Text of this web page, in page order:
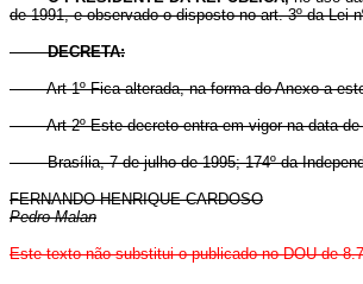
de 1991, e observado o disposto no art. 3º da Lei
DECRETA:
Art 1º Fica alterada, na forma do Anexo a
Art 2º Este decreto entra em vigor na data
Brasília, 7 de julho de 1995; 174º da
FERNANDO HENRIQUE CARDOSO
Pedro Malan
Este texto não substitui o publicado no DOU de